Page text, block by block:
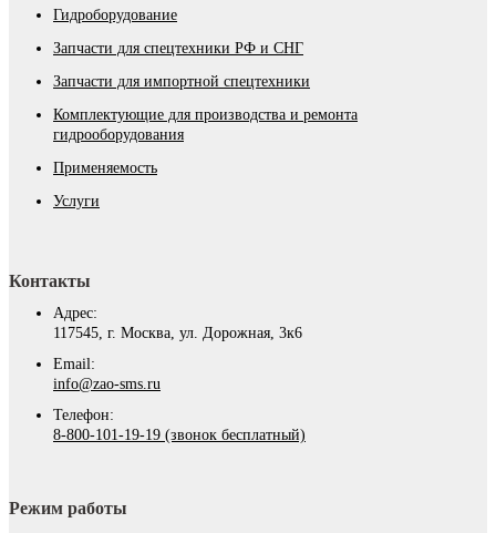
Гидроборудование
Запчасти для спецтехники РФ и СНГ
Запчасти для импортной спецтехники
Комплектующие для производства и ремонта
гидрооборудования
Применяемость
Услуги
Контакты
Адрес:
117545, г. Москва, ул. Дорожная, 3к6
Email:
info@zao-sms.ru
Телефон:
8-800-101-19-19 (звонок бесплатный)
Режим работы